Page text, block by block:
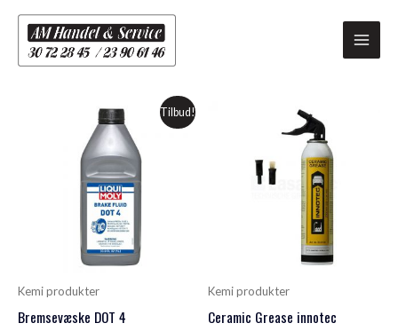
indholdet
Main
Tilbud!
Kemi produkter
Bremsevæske DOT 4
Kemi produkter
Ceramic Grease innotec